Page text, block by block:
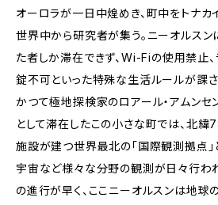
オーロラが一日中煌めき、町中をトナカ
世界中から研究者が集う。ニーオルス
た者しか滞在できず、Wi-Fiの使用禁止
錠不可といった特殊な生活ルールが課さ
かつて極地探検家のロアール・アムン
として滞在したこの小さな町では、北緯
施設が建つ世界最北の「国際観測拠点」と
宇宙など様々な分野の観測が日々行わ
の進行が早く、ここニーオルスンは地